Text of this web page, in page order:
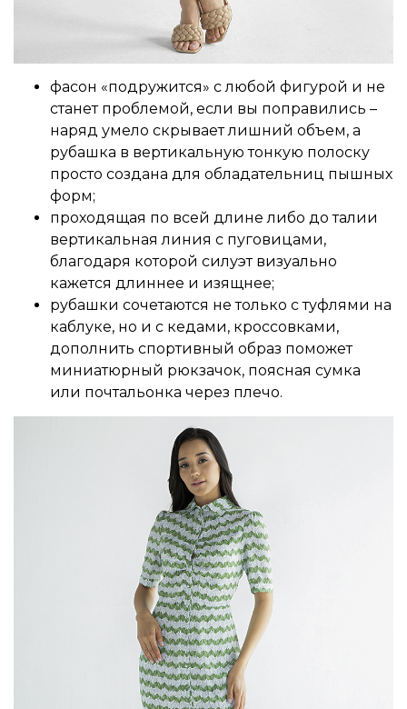
фасон «подружится» с любой фигурой и не
станет проблемой, если вы поправились –
наряд умело скрывает лишний объем, а
рубашка в вертикальную тонкую полоску
просто создана для обладательниц пышных
форм;
проходящая по всей длине либо до талии
вертикальная линия с пуговицами,
благодаря которой силуэт визуально
кажется длиннее и изящнее;
рубашки сочетаются не только с туфлями на
каблуке, но и с кедами, кроссовками,
дополнить спортивный образ поможет
миниатюрный рюкзачок, поясная сумка
или почтальонка через плечо.